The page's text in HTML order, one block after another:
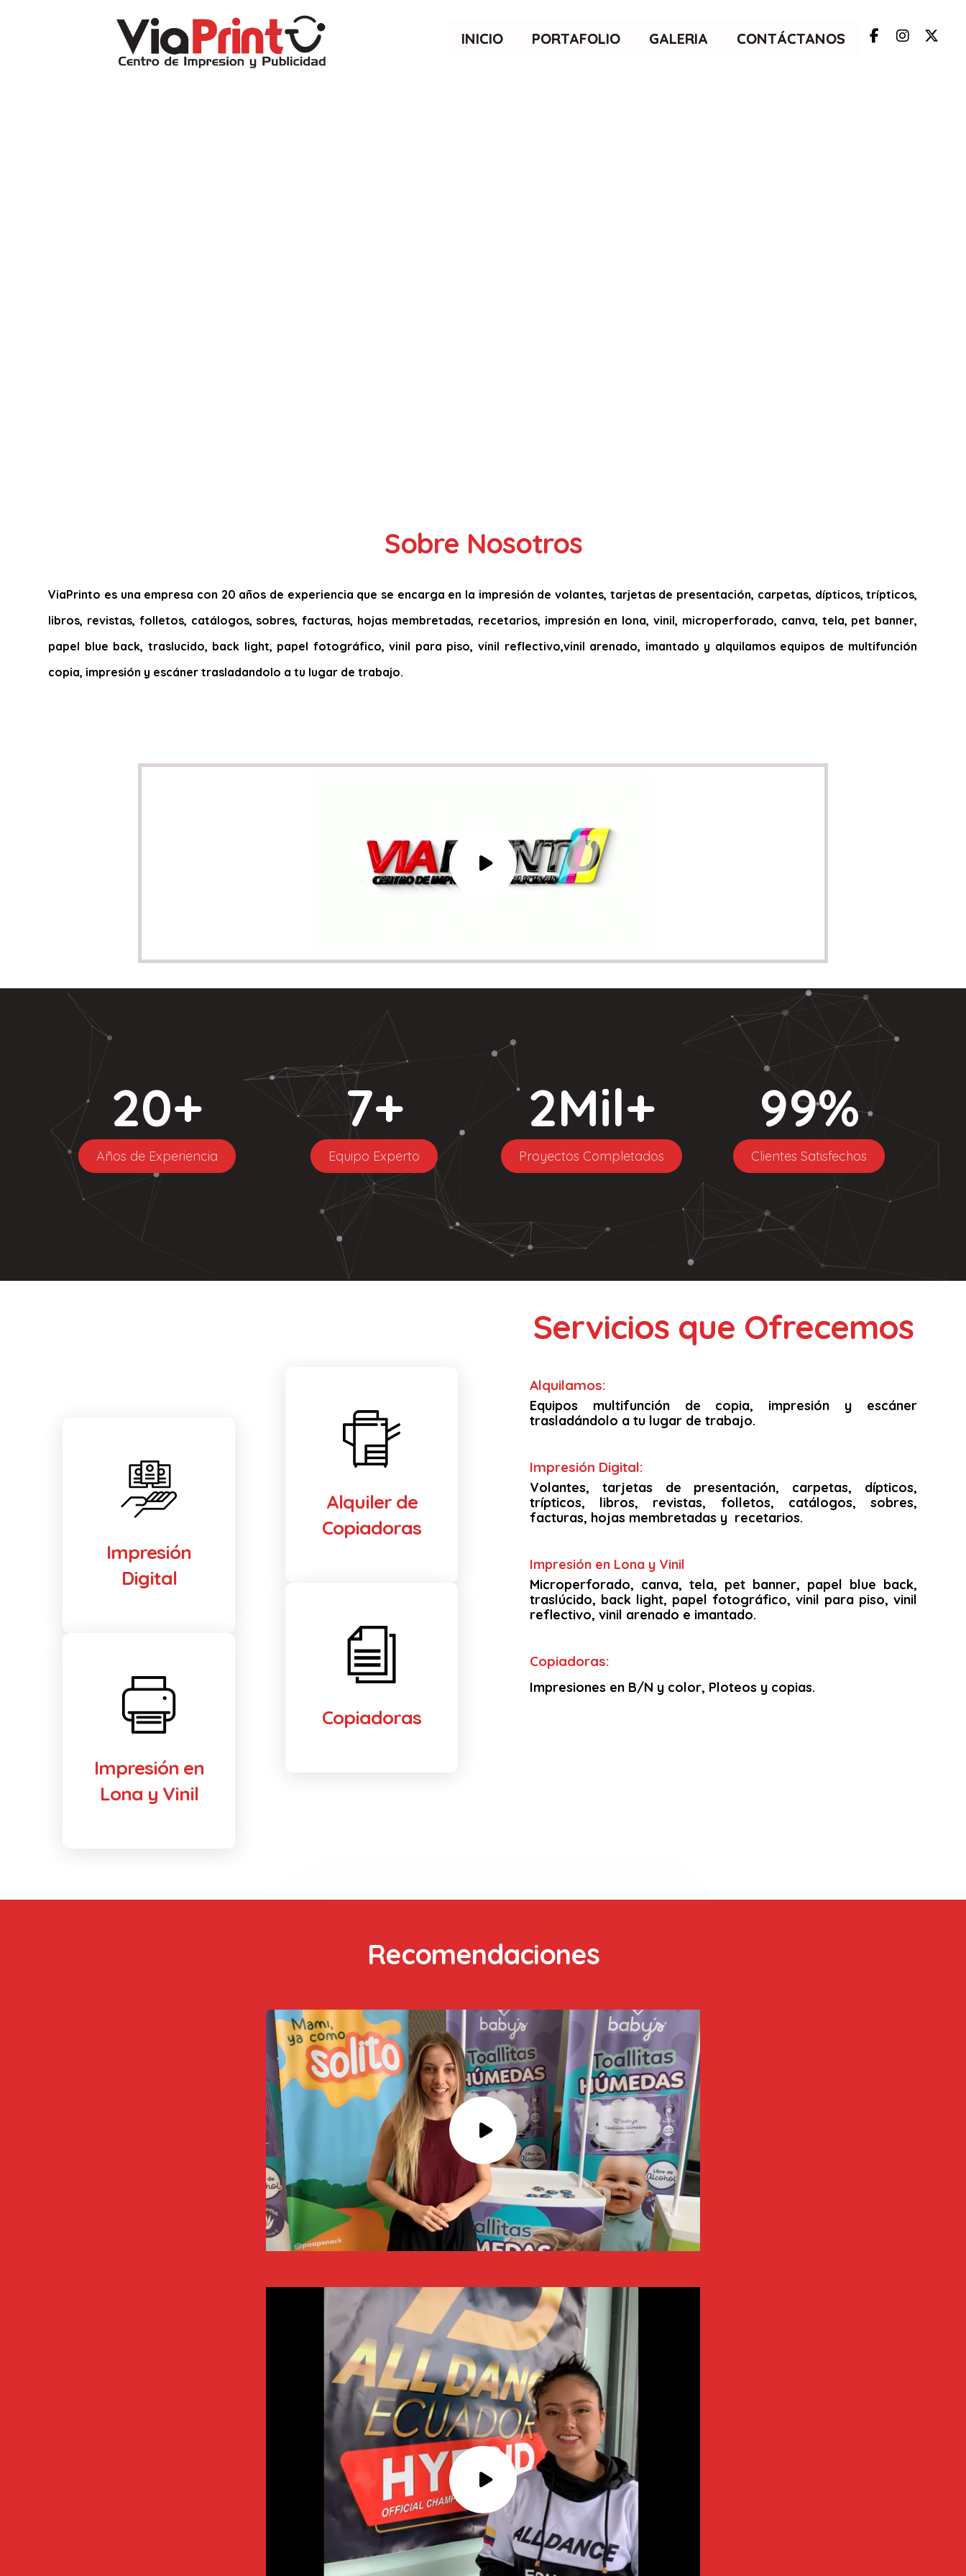
INICIO PORTAFOLIO GALERIA CONTÁCTANOS
Sobre Nosotros
ViaPrinto es una empresa con 20 años de experiencia que se encarga en la impresión de volantes, tarjetas de presentación, carpetas, dípticos, trípticos,
libros, revistas, folletos, catálogos, sobres, facturas, hojas membretadas, recetarios, impresión en lona, vinil, microperforado, canva, tela, pet banner,
papel blue back, traslucido, back light, papel fotográfico, vinil para piso, vinil reflectivo,vinil arenado, imantado y alquilamos equipos de multifunción
copia, impresión y escáner trasladandolo a tu lugar de trabajo.
20+
Años de Experiencia
7+
Equipo Experto
2Mil+
Proyectos Completados
99%
Clientes Satisfechos
Impresión
Digital
Impresión en
Lona y Vinil
Alquiler de
Copiadoras
Copiadoras
Servicios que Ofrecemos
Alquilamos:
Equipos multifunción de copia, impresión y escáner
trasladándolo a tu lugar de trabajo.
Impresión Digital:
Volantes, tarjetas de presentación, carpetas, dípticos,
trípticos, libros, revistas, folletos, catálogos, sobres,
facturas, hojas membretadas y recetarios.
Impresión en Lona y Vinil
Microperforado, canva, tela, pet banner, papel blue back,
traslúcido, back light, papel fotográfico, vinil para piso, vinil
reflectivo, vinil arenado e imantado.
Copiadoras:
Impresiones en B/N y color, Ploteos y copias.
Recomendaciones